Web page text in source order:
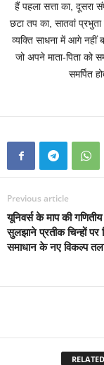
हैं पहला सत्ता का, दूसरा
छटा तप का, सातवां
व्यक्ति साधना में आगे
जो अपने माता-पिता को
समर्पित
Previous article
यूनिवर्स के माप की गणितीय
सुलझाने प्रतीक चिन्हों पर
समाधान के नए विकल्प